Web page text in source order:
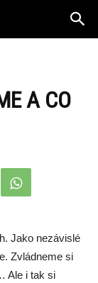
A CO
Jako nezávislé
Zvládneme si
Ale i tak si